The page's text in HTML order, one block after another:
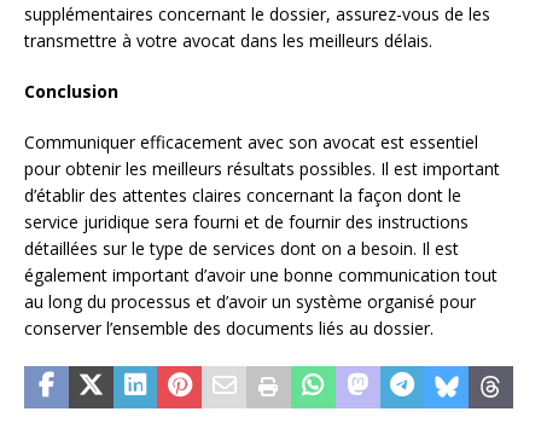
supplémentaires concernant le dossier, assurez-vous de les
transmettre à votre avocat dans les meilleurs délais.
Conclusion
Communiquer efficacement avec son avocat est essentiel
pour obtenir les meilleurs résultats possibles. Il est important
d’établir des attentes claires concernant la façon dont le
service juridique sera fourni et de fournir des instructions
détaillées sur le type de services dont on a besoin. Il est
également important d’avoir une bonne communication tout
au long du processus et d’avoir un système organisé pour
conserver l’ensemble des documents liés au dossier.